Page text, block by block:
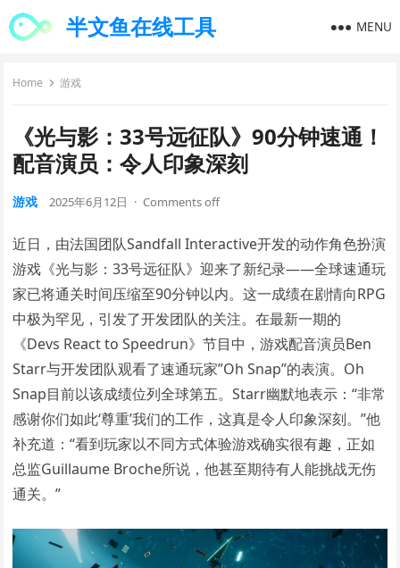
半文鱼在线工具 MENU
Home 游戏
《光与影：33号远征队》90分钟速通！
配音演员：令人印象深刻
游戏 2025年6月12日 · Comments off
近日，由法国团队Sandfall Interactive开发的动作角色扮演
游戏《光与影：33号远征队》迎来了新纪录——全球速通玩
家已将通关时间压缩至90分钟以内。这一成绩在剧情向RPG
中极为罕见，引发了开发团队的关注。在最新一期的
《Devs React to Speedrun》节目中，游戏配音演员Ben
Starr与开发团队观看了速通玩家”Oh Snap”的表演。Oh
Snap目前以该成绩位列全球第五。Starr幽默地表示：“非常
感谢你们如此‘尊重’我们的工作，这真是令人印象深刻。”他
补充道：“看到玩家以不同方式体验游戏确实很有趣，正如
总监Guillaume Broche所说，他甚至期待有人能挑战无伤
通关。”